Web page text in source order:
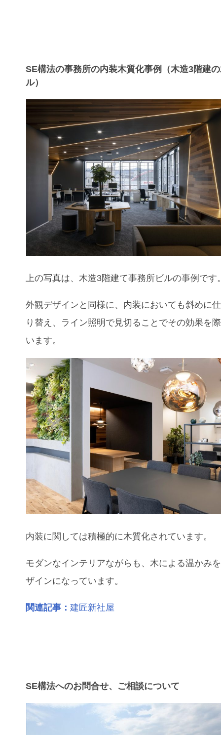
SE構法の事務所の内装木質化事例（木造3階建
ル）
上の写真は、木造3階建て事務所ビルの事例です
外観デザインと同様に、内装においても斜めに
り替え、ライン照明で見切ることでその効果を
います。
内装に関しては積極的に木質化されています。
モダンなインテリアながらも、木による温かみ
ザインになっています。
関連記事：建匠新社屋
SE構法へのお問合せ、ご相談について